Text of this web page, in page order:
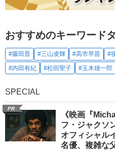
おすすめのキーワード
#藤田晋 #三山凌輝 #高市早苗 #
#内田有紀
#松田聖子 #玉木雄一郎
SPECIAL
PR
《映画『
フ・ジャクソ
オフィシャル
名優、複雑な